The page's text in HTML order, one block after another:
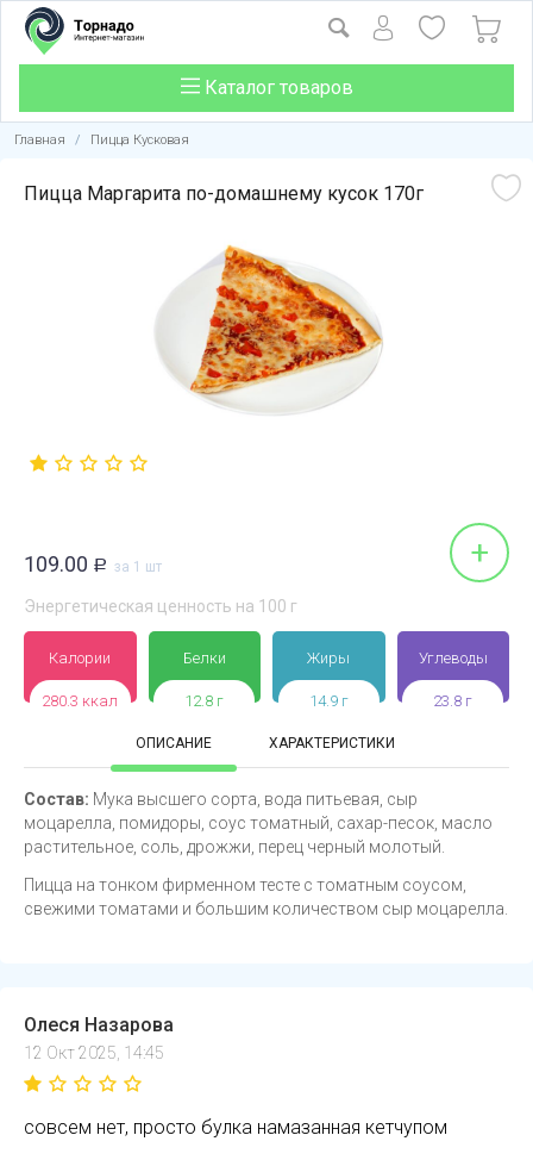
Каталог товаров
Главная / Пицца Кусковая
Пицца Маргарита по-домашнему кусок 170г
109.00 Р за 1 шт +
Энергетическая ценность на 100 г
Калории
280.3 ккал
Белки
12.8 г
Жиры
14.9 г
Углеводы
23.8 г
ОПИСАНИЕ ХАРАКТЕРИСТИКИ
Состав: Мука высшего сорта, вода питьевая, сыр
моцарелла, помидоры, соус томатный, сахар-песок, масло
растительное, соль, дрожжи, перец черный молотый.
Пицца на тонком фирменном тесте с томатным соусом,
свежими томатами и большим количеством сыр моцарелла.
Олеся Назарова
12 Окт 2025, 14:45
совсем нет, просто булка намазанная кетчупом